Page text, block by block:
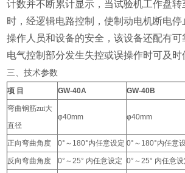
计数并不断累计显示，当试验机工作盘
时，经逻辑电路控制，使制动电机断电
操作人员和设备的安全，该设备还配有可
电气控制部分发生失控或误操作时可及时
三、技术参数
项 目 GW-40A GW-40B
弯曲钢筋zui大
直径
φ40mm φ40mm
正向弯曲角度 0° ～ 180°内任意设定 0° ～ 180°内任意
反向弯曲角度 0° ～25° 内任意设定 0° ～25° 内任意设